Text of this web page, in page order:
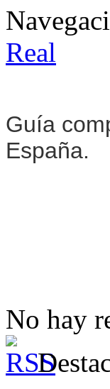
Real
Guía
España.
No hay